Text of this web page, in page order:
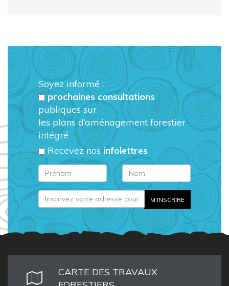
Soyez informé :
prochaines consultations
publiques sur
les plans d’aménagement forestier
intégré
Recevez nosinfolettres
CARTE DES TRAVAUX